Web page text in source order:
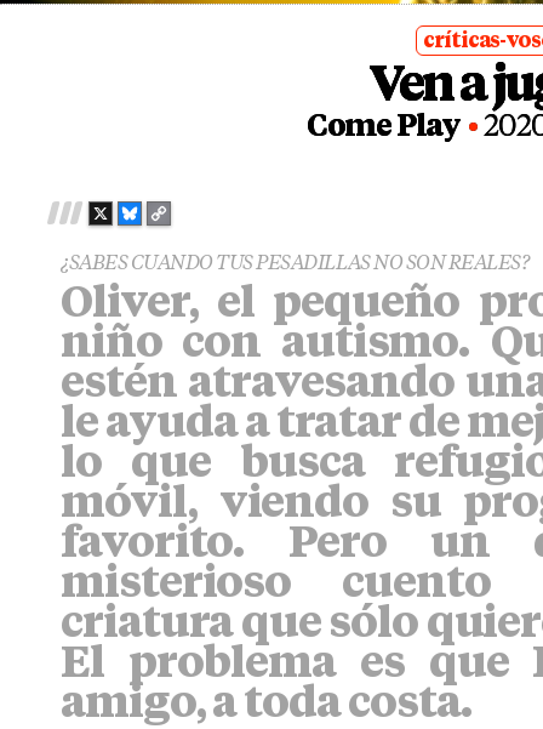
posted
in
críticas-
Ven a
Come Play
X
B
U
S
K
Y
C
P
L
K
¿SABES CUANDO TUS PESADILLAS NO SON REALES?
Oliver, el pequeño
niño con autismo.
estén atravesando
le ayuda a tratar de
lo que busca
móvil, viendo su
favorito. Pero un
misterioso
criatura que sólo
El problema es que
amigo, a toda costa.